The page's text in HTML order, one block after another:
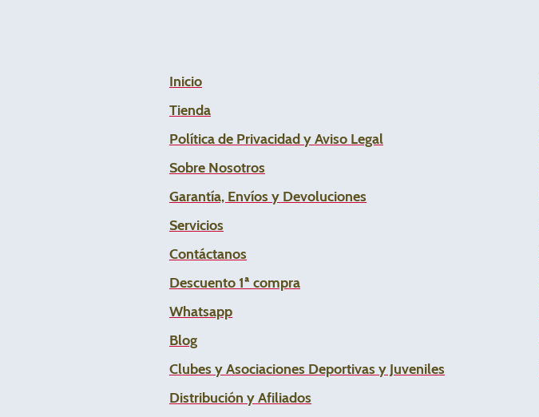
Inicio
Tienda
Política de Privacidad y Aviso Legal
Sobre Nosotros
Garantía, Envíos y Devoluciones
Servicios
Contáctanos
Descuento 1ª compra
Whatsapp
Blog
Clubes y Asociaciones Deportivas y Juveniles
Distribución y Afiliados